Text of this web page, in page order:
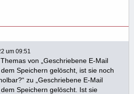
um 09:51
von „Geschriebene E-Mail
Speichern gelöscht, ist sie noch
zu „Geschriebene E-Mail
Speichern gelöscht. Ist sie